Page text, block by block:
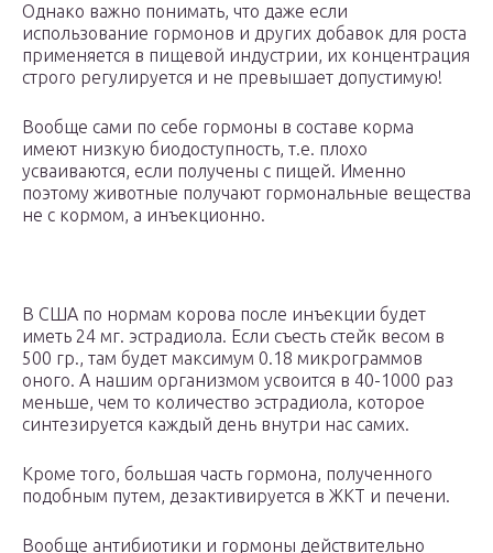
Однако важно понимать, что даже если
использование гормонов и других добавок для роста
применяется в пищевой индустрии, их концентрация
строго регулируется и не превышает допустимую!
Вообще сами по себе гормоны в составе корма
имеют низкую биодоступность, т.е. плохо
усваиваются, если получены с пищей. Именно
поэтому животные получают гормональные вещества
не с кормом, а инъекционно.
В США по нормам корова после инъекции будет
иметь 24 мг. эстрадиола. Если съесть стейк весом в
500 гр., там будет максимум 0.18 микрограммов
оного. А нашим организмом усвоится в 40-1000 раз
меньше, чем то количество эстрадиола, которое
синтезируется каждый день внутри нас самих.
Кроме того, большая часть гормона, полученного
подобным путем, дезактивируется в ЖКТ и печени.
Вообще антибиотики и гормоны действительно